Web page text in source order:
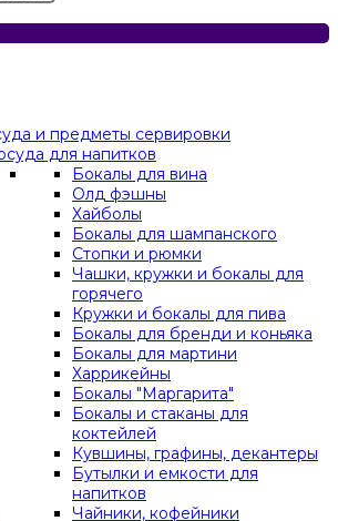
и предметы сервировки
для напитков
Бокалы для вина
Олд фэшны
Хайболы
Бокалы для шампанского
Стопки и рюмки
Чашки, кружки и бокалы для
горячего
Кружки и бокалы для пива
Бокалы для бренди и коньяка
Бокалы для мартини
Харрикейны
Бокалы "Маргарита"
Бокалы и стаканы для
коктейлей
Кувшины, графины, декантеры
Бутылки и емкости для
напитков
Чайники, кофейники